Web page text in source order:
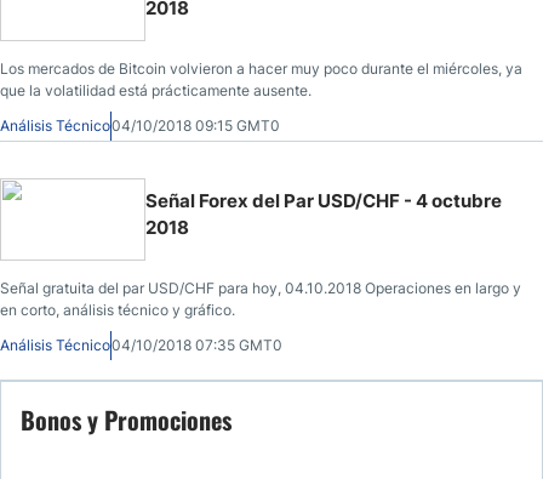
2018
Los mercados de Bitcoin volvieron a hacer muy poco durante el miércoles, ya
que la volatilidad está prácticamente ausente.
Análisis Técnico04/10/2018 09:15 GMT0
Señal Forex del Par USD/CHF - 4 octubre
2018
Señal gratuita del par USD/CHF para hoy, 04.10.2018 Operaciones en largo y
en corto, análisis técnico y gráfico.
Análisis Técnico04/10/2018 07:35 GMT0
Bonos y Promociones